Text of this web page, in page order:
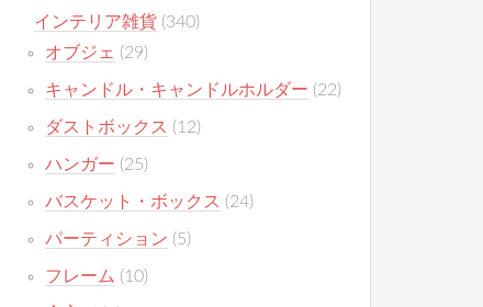
インテリア雑貨 (340)
オブジェ (29)
キャンドル・キャンドルホルダー (22)
ダストボックス (12)
ハンガー (25)
バスケット・ボックス (24)
パーティション (5)
フレーム (10)